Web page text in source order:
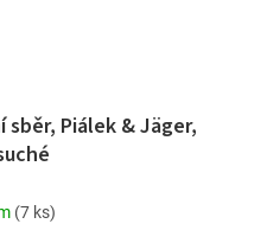
sběr, Piálek & Jäger,
(7 ks)